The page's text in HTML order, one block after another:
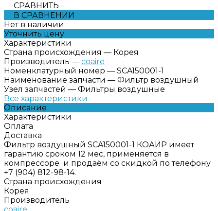
СРАВНИТЬ
В СРАВНЕНИИ
Нет в наличии
Уточнить цену
Характеристики
Страна происхождения — Корея
Производитель — coaire
Номенклатурный номер — SCA150001-1
Наименование запчасти — Фильтр воздушный
Узел запчастей — Фильтры воздушные
Все характеристики
Описание
Характеристики
Оплата
Доставка
Фильтр воздушный SCA150001-1 КОАИР имеет
гарантию сроком 12 мес, применяется в
компрессоре и продаём со скидкой по телефону
+7 (904) 812-98-14.
Страна происхождения
Корея
Производитель